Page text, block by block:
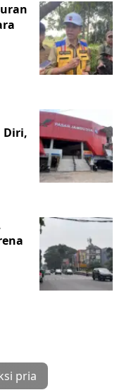
Diri,
pria